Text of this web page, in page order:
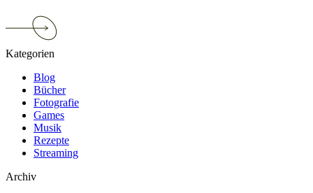
mit
Stil
Kategorien
Blog
Bücher
Fotografie
Games
Musik
Rezepte
Streaming
Archiv